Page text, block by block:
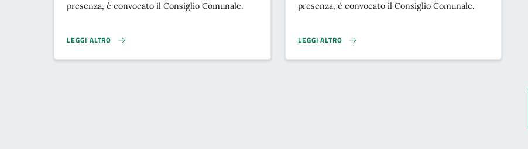
presenza, è convocato il Consiglio Comunale.
LEGGI ALTRO
CONVOCAZIONE CONSIGLIO COMUNALE 30 MAGGIO 2023}
presenza, è convocato il Consiglio Comunale.
LEGGI ALTRO
CONVOCAZIONE CONSIGLIO COMUNALE 27 GENNAIO 2023}